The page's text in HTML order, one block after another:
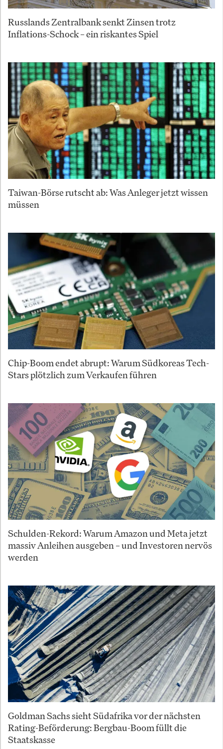
Russlands Zentralbank senkt Zinsen trotz
Inflations-Schock – ein riskantes Spiel
Taiwan-Börse rutscht ab: Was Anleger jetzt wissen
müssen
Chip-Boom endet abrupt: Warum Südkoreas Tech-
Stars plötzlich zum Verkaufen führen
Schulden-Rekord: Warum Amazon und Meta jetzt
massiv Anleihen ausgeben – und Investoren nervös
werden
Goldman Sachs sieht Südafrika vor der nächsten
Rating-Beförderung: Bergbau-Boom füllt die
Staatskasse